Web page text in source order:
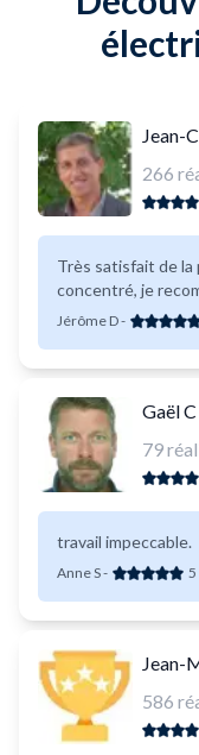
Jean-
266
Très satisfait de
concentré, je
Jérôme D-
Gaël C
79
travail impeccable.
Anne S- 5
Jean-
586